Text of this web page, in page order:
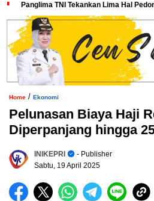
Panglima TNI Tekankan Lima Hal
Home / Ekonomi
Pelunasan Biaya Haji
Diperpanjang hingga
INIKEPRI
- Publisher
Sabtu, 19 April 2025